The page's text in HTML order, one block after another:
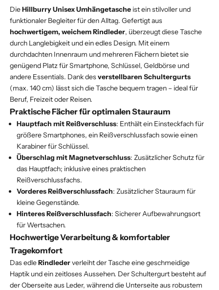
DieHillburry Unisex Umhängetasche ist ein stilvoller und
funktionaler Begleiter für den Alltag. Gefertigt aus
hochwertigem, weichem Rindleder, überzeugt diese Tasche
durch Langlebigkeit und ein edles Design. Mit einem
durchdachten Innenraum und mehreren Fächern bietet sie
genügend Platz für Smartphone, Schlüssel, Geldbörse und
andere Essentials. Dank desverstellbaren Schultergurts
(max. 140 cm) lässt sich die Tasche bequem tragen – ideal für
Beruf, Freizeit oder Reisen.
Praktische Fächer für optimalen Stauraum
Hauptfach mit Reißverschluss: Enthält ein Einsteckfach für
größere Smartphones, ein Reißverschlussfach sowie einen
Karabiner für Schlüssel.
Überschlag mit Magnetverschluss: Zusätzlicher Schutz für
das Hauptfach; inklusive eines praktischen
Reißverschlussfachs.
Vorderes Reißverschlussfach: Zusätzlicher Stauraum für
kleine Gegenstände.
Hinteres Reißverschlussfach: Sicherer Aufbewahrungsort
für Wertsachen.
Hochwertige Verarbeitung & komfortabler
Tragekomfort
Das edleRindlederverleiht der Tasche eine geschmeidige
Haptik und ein zeitloses Aussehen. Der Schultergurt besteht auf
der Oberseite aus Leder, während die Unterseite aus robustem